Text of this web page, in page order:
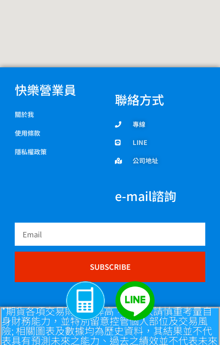
快樂營業員
關於我
使用條款
隱私權政策
聯絡方式
專線
LINE
公司地址
e-mail諮詢
Email
SUBSCRIBE
*期貨各項交易財務槓桿高，交易人請慎重考量自
身財務能力，並特別留意控管個人部位及交易風
險; 相關圖表及數據均為歷史資料，其結果並不代
表具有預測未來之能力、過去之績效並不代表未來